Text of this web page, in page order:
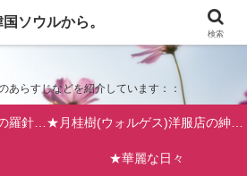
国ソウルから。
あらすじなどを紹介しています：：
★テプンの花嫁～愛と復讐の羅針盤（台風の新婦） ★月桂樹(ウォルゲス)洋服店の紳士たち
★華麗な日々
国ソウルから。
検索